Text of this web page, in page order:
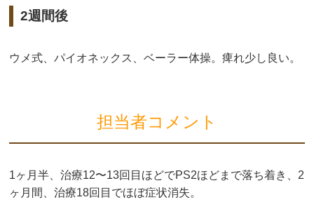
2週間後
ウメ式、パイオネックス、ベーラー体操。痺れ少し良い。
担当者コメント
1ヶ月半、治療12〜13回目ほどでPS2ほどまで落ち着き、2
ヶ月間、治療18回目でほぼ症状消失。